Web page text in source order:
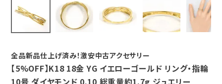
全品新品仕上げ済み！激安中古アクセサリー
【5%OFF】K18 18金 YG イエローゴールド リング・指輪